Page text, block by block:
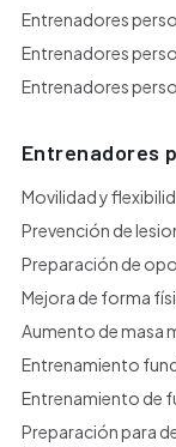
Entrenadores
Entrenadores
Entrenadores
Entrenadores
Movilidad y
Prevención de
Preparación de
Mejora de forma
Aumento de masa
Entrenamiento
Entrenamiento de
Preparación para